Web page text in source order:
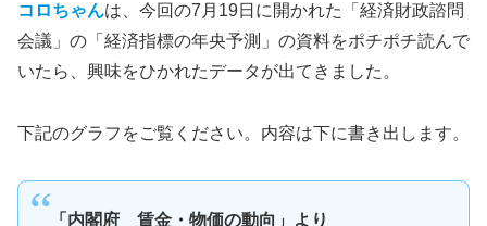
コロちゃんは、今回の7月19日に開かれた「経済財政諮問
会議」の「経済指標の年央予測」の資料をポチポチ読んで
いたら、興味をひかれたデータが出てきました。
下記のグラフをご覧ください。内容は下に書き出します。
「内閣府 賃金・物価の動向」より